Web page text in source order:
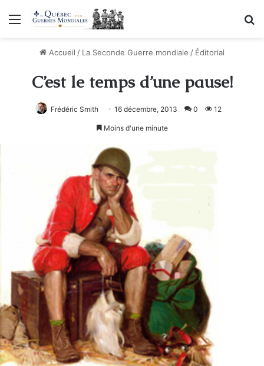
Menu
Accueil / La Seconde Guerre mondiale / Éditorial
C’est le temps d’une pause!
Frédéric Smith 16 décembre, 2013 0 12
Moins d'une minute